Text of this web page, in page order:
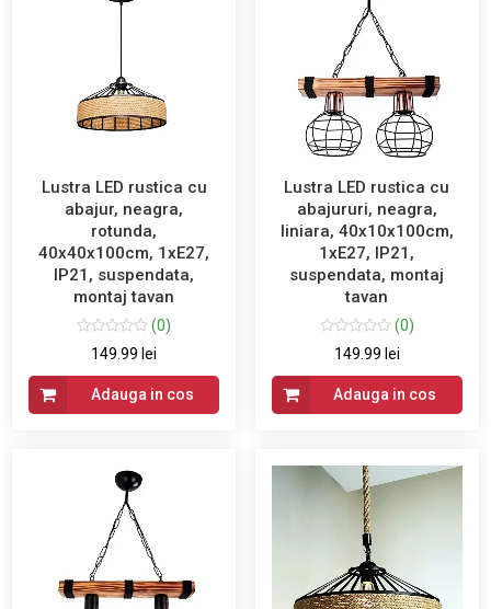
Lustra LED rustica cu
abajur, neagra,
rotunda,
40x40x100cm, 1xE27,
IP21, suspendata,
montaj tavan
(0)
149.99 lei
Adauga in cos
Lustra LED rustica cu
abajururi, neagra,
liniara, 40x10x100cm,
1xE27, IP21,
suspendata, montaj
tavan
(0)
149.99 lei
Adauga in cos